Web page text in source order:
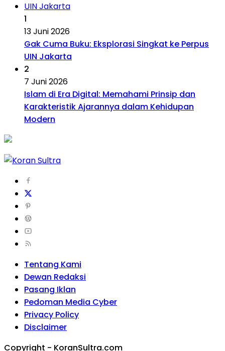
1
13 Juni 2026
Gak Cuma Buku: Eksplorasi Singkat ke Perpus
UIN Jakarta
2
7 Juni 2026
Islam di Era Digital: Memahami Prinsip dan
Karakteristik Ajarannya dalam Kehidupan
Modern
Tentang Kami
Dewan Redaksi
Pasang Iklan
Pedoman Media Cyber
Privacy Policy
Disclaimer
Copyright - KoranSultra.com